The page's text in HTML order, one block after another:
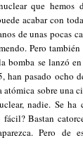
que hemos
acabar con
de unas pocas
Pero
bomba se lanzó
han pasado ocho
sobre una
nadie. Se ha
Bastan
Pero de